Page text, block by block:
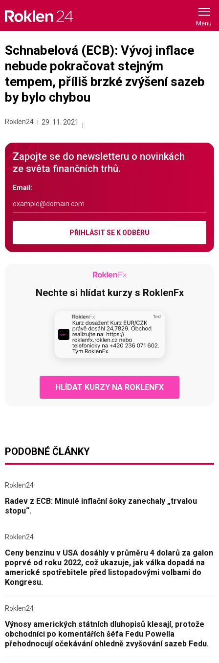
content
Schnabelová (ECB): Vývoj inflace
nebude pokračovat stejným
tempem, příliš brzké zvýšení sazeb
by bylo chybou
Roklen24 29. 11. 2021
Zapojte se do newsletteru o novinkách
ze světa finančních trhů.
Email:
PŘIHLÁSIT SE K ODBĚRU
Nechte si hlídat kurzy s RoklenFx
HLÍDAT KURZY NA ROKLENFX
PODOBNÉ ČLÁNKY
Roklen24
Radev z ECB: Minulé inflační šoky zanechaly „trvalou
stopu“.
Roklen24
Ceny benzinu v USA dosáhly v průměru 4 dolarů za galon
poprvé od roku 2022, což ukazuje, jak válka dopadá na
americké spotřebitele před listopadovými volbami do
Kongresu.
Roklen24
Výnosy amerických státních dluhopisů klesají, protože
obchodníci po komentářích šéfa Fedu Powella
přehodnocují očekávání ohledně zvyšování sazeb Fedu.